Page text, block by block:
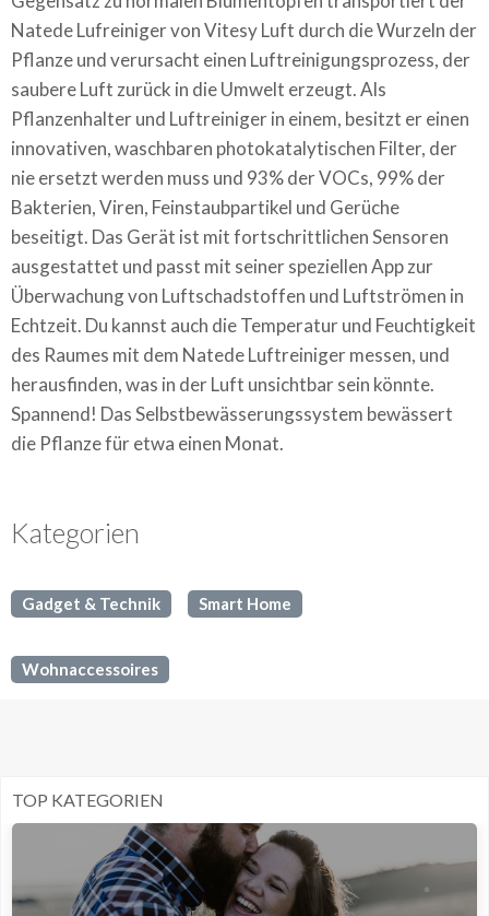
Natede Lufreiniger von Vitesy Luft durch die Wurzeln der
Pflanze und verursacht einen Luftreinigungsprozess, der
saubere Luft zurück in die Umwelt erzeugt. Als
Pflanzenhalter und Luftreiniger in einem, besitzt er einen
innovativen, waschbaren photokatalytischen Filter, der
nie ersetzt werden muss und 93% der VOCs, 99% der
Bakterien, Viren, Feinstaubpartikel und Gerüche
beseitigt. Das Gerät ist mit fortschrittlichen Sensoren
ausgestattet und passt mit seiner speziellen App zur
Überwachung von Luftschadstoffen und Luftströmen in
Echtzeit. Du kannst auch die Temperatur und Feuchtigkeit
des Raumes mit dem Natede Luftreiniger messen, und
herausfinden, was in der Luft unsichtbar sein könnte.
Spannend! Das Selbstbewässerungssystem bewässert
die Pflanze für etwa einen Monat.
Kategorien
Gadget & Technik Smart Home
Wohnaccessoires
TOP KATEGORIEN